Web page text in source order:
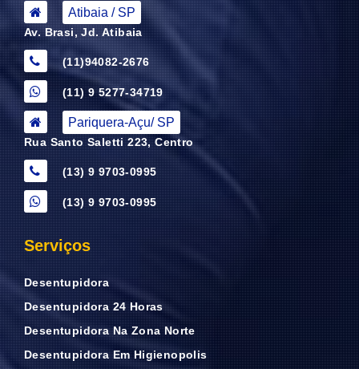
Atibaia / SP
Av. Brasi, Jd. Atibaia
(11)94082-2676
(11) 9 5277-34719
Pariquera-Açu/ SP
Rua Santo Saletti 223, Centro
(13) 9 9703-0995
(13) 9 9703-0995
Serviços
Desentupidora
Desentupidora 24 Horas
Desentupidora Na Zona Norte
Desentupidora Em Higienopolis